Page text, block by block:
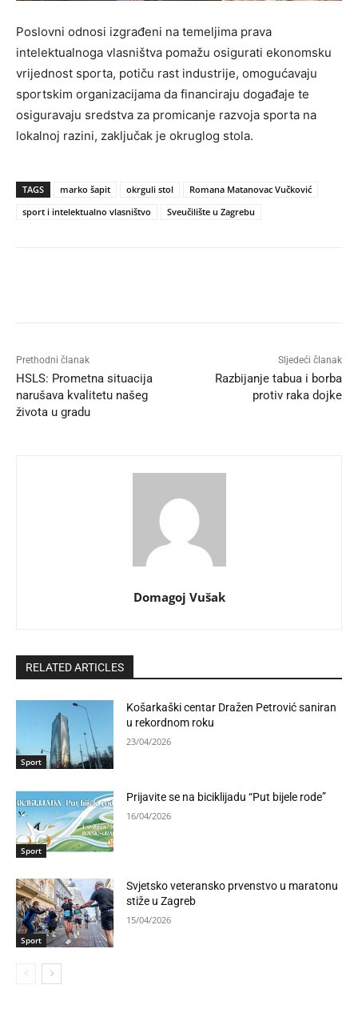
Poslovni odnosi izgrađeni na temeljima prava
intelektualnoga vlasništva pomažu osigurati ekonomsku
vrijednost sporta, potiču rast industrije, omogućavaju
sportskim organizacijama da financiraju događaje te
osiguravaju sredstva za promicanje razvoja sporta na
lokalnoj razini, zaključak je okruglog stola.
TAGS marko šapit okrguli stol
Romana Matanovac Vučković
sport i intelektualno vlasništvo
Sveučilište u Zagrebu
Prethodni članak
HSLS: Prometna situacija
narušava kvalitetu našeg
života u gradu
Sljedeći članak
Razbijanje tabua i borba
protiv raka dojke
Domagoj Vušak
RELATED ARTICLES
Sport
Košarkaški centar Dražen Petrović saniran
u rekordnom roku
23/04/2026
Sport
Prijavite se na biciklijadu “Put bijele rode”
16/04/2026
Sport
Svjetsko veteransko prvenstvo u maratonu
stiže u Zagreb
15/04/2026